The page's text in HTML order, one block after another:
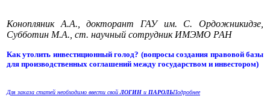
Конопляник А.А., докторант ГАУ им. С. Ордожникидзе,
Субботин М.А., ст. научный сотрудник ИМЭМО РАН
Как утолить инвестиционный голод? (вопросы создания правовой базы
для производственных соглашений между государством и инвестором)
Для заказа статей необходимо ввести свойЛОГИН и ПАРОЛЬПодробнее